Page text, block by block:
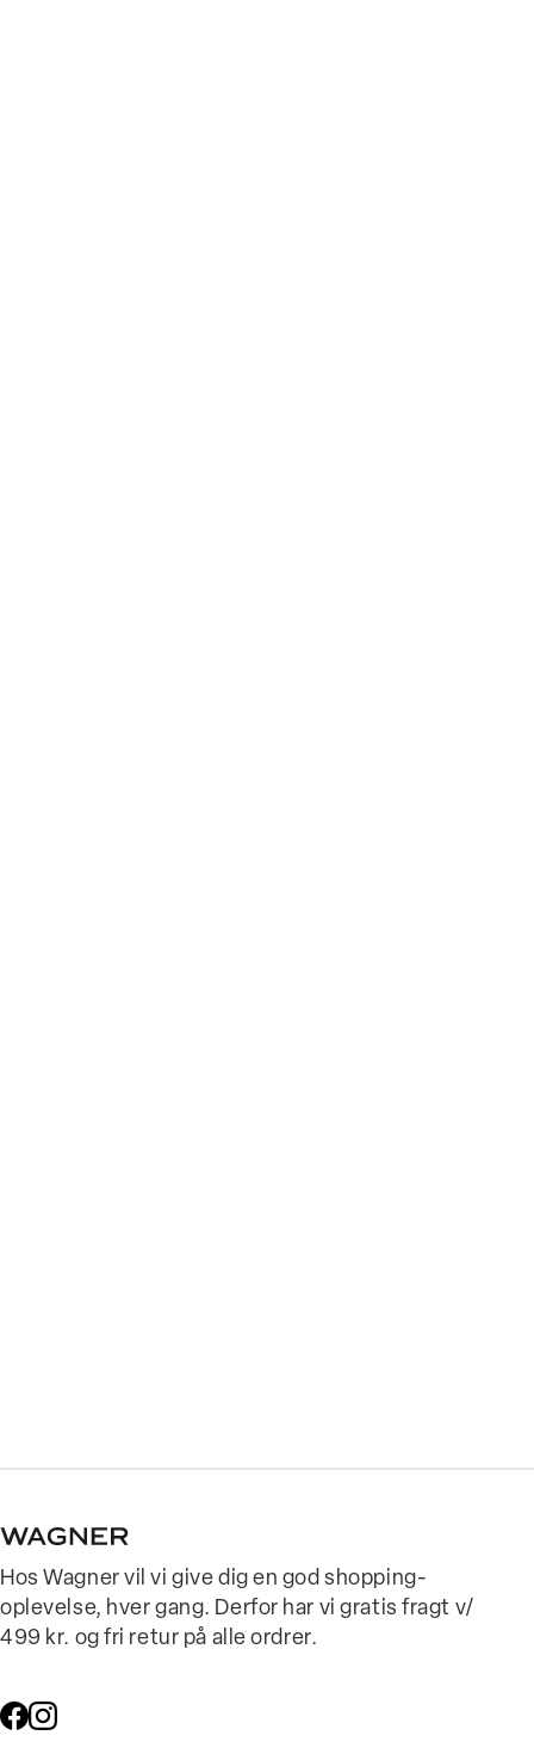
Hos Wagner vil vi give dig en god shopping-
oplevelse, hver gang. Derfor har vi gratis fragt v/
499 kr. og fri retur på alle ordrer.